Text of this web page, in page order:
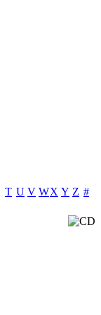
T U V WX Y Z #